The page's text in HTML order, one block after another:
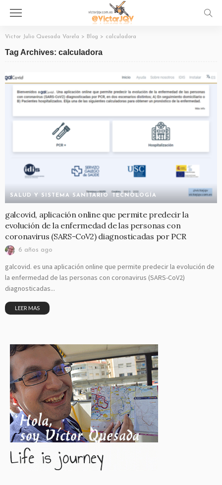
Victor Julio Quesada Varela > Blog > calculadora
Tag Archives: calculadora
SALUD Y SISTEMA SANITARIO TECNOLOGÍA
galcovid, aplicación online que permite predecir la
evolución de la enfermedad de las personas con
coronavirus (SARS-CoV2) diagnosticadas por PCR
6 años ago
galcovid. es una aplicación online que permite predecir la evolución de
la enfermedad de las personas con coronavirus (SARS-CoV2)
diagnosticadas...
LEER MAS